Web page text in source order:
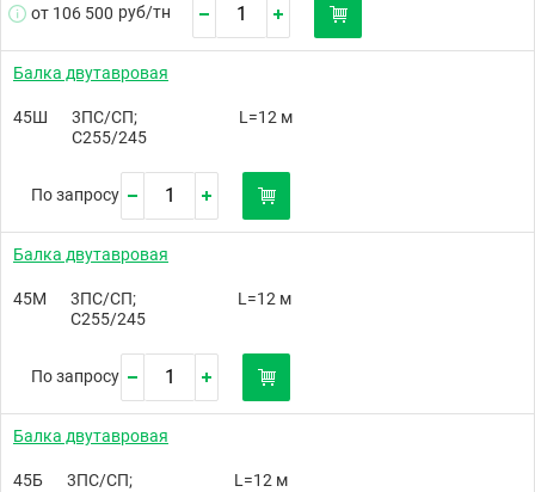
от 106 500 руб/тн
Балка двутавровая
45Ш
3ПС/СП;
С255/245
L=12 м
По запросу
Балка двутавровая
45М
3ПС/СП;
С255/245
L=12 м
По запросу
Балка двутавровая
45Б
3ПС/СП;
L=12 м